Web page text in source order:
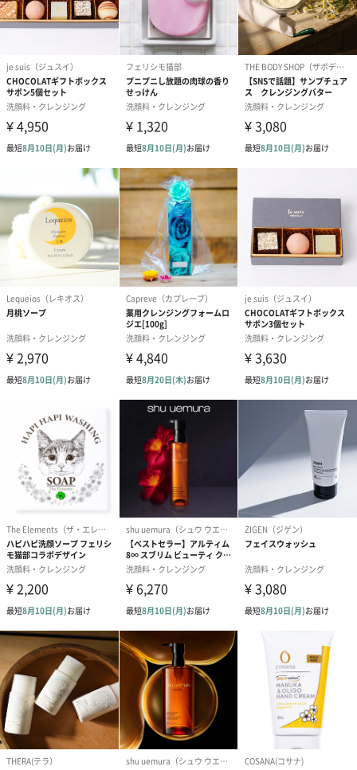
ィです。
商品詳細情報
商品本体サイ
ズ
幅44mm×奥行44mm×高さ159mm
商品本体重量
196g／150ml
装
化粧箱
パッケージサ
イズ
幅50mm×奥行50mm×高さ170mm
全体重量（商
品込みの重
さ）
196g
(1)使用後はポンプの先をまわしてロックしてくださ
い。(2)乳幼児の手の届かないところに保管してくださ
い。(3)極端に高温または低温の場所、直射日光のあた
使用上の注
意・使用方法
○お肌に異常が生じていないか、よく注意して使用して
ください。化粧品がお肌に合わないとき、即ち使用中
や使用後に直射日光にあたって赤み、はれ、かゆみ、
刺激、色抜け(白斑等)や黒ずみ等の症状があらわれた
場合は使用を中止してください。そのまま化粧品の使
用を続けますと、症状を悪化させることがありますの
で、皮膚科専門医等にご相談されることをおすすめし
ます。○傷やはれもの、湿疹等、異常のある部位にはお
使いにならないでください。○目に入らないようにご注
意ください。目に入った場合は、直ちに洗い流してく
ださい。
テアリン酸PEG-20グリセリル､スクワラン､ホホバ種子
油､コムギ胚芽油､コメ胚芽油､トコフェロール､カミツ
レ花油､ビターオレンジ油､ラベンダー油､月見草油､水､
カニナバラ果実油､リモネン (ILN30943)
注意事項
オイルなどの成分を含む商品は、航空危険物に含まれ
るため航空機に搭載することができません。そのため
離島などの航空便を使用する地域にお住まいのかたへ
お届けの場合は、船便に変更するため1週間前後お届け
が遅くなる可能性がございます。
留意事項
こちらの商品は並行輸入品です。